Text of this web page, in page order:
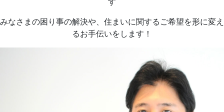
みなさまの困り事の解決や、住まいに関するご希望を形に変え
るお手伝いをします！